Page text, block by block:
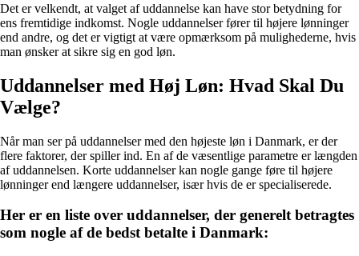
Det er velkendt, at valget af uddannelse kan have stor betydning for
ens fremtidige indkomst. Nogle uddannelser fører til højere lønninger
end andre, og det er vigtigt at være opmærksom på mulighederne, hvis
man ønsker at sikre sig en god løn.
Uddannelser med Høj Løn: Hvad Skal Du
Vælge?
Når man ser på uddannelser med den højeste løn i Danmark, er der
flere faktorer, der spiller ind. En af de væsentlige parametre er længden
af uddannelsen. Korte uddannelser kan nogle gange føre til højere
lønninger end længere uddannelser, især hvis de er specialiserede.
Her er en liste over uddannelser, der generelt betragtes
som nogle af de bedst betalte i Danmark: